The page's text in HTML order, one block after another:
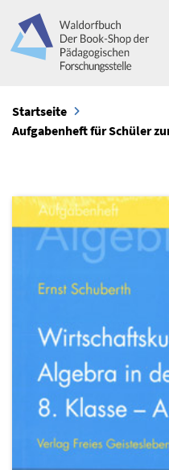
Startseite
Aufgabenheft für Schüler